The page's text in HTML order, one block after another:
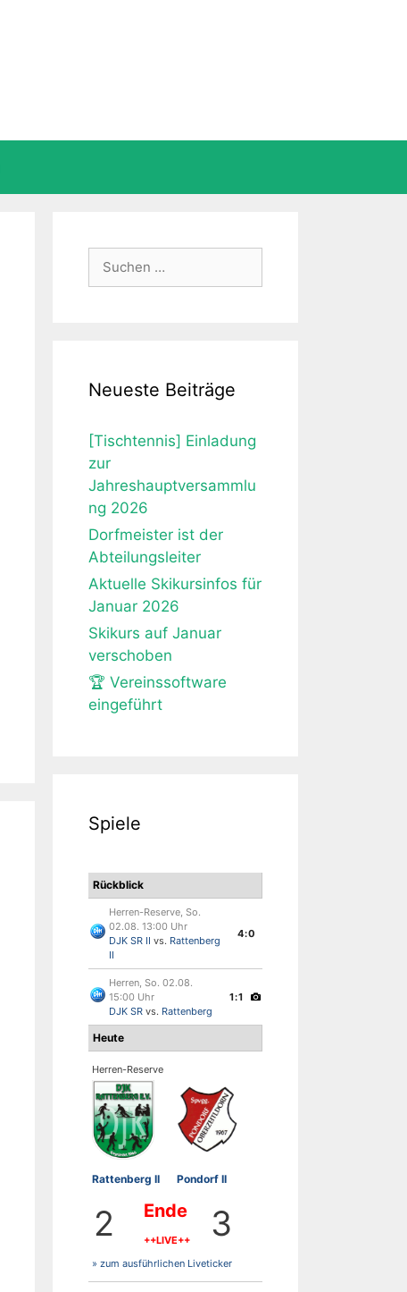
Neueste Beiträge
[Tischtennis] Einladung
zur
Jahreshauptversammlu
ng 2026
Dorfmeister ist der
Abteilungsleiter
Aktuelle Skikursinfos für
Januar 2026
Skikurs auf Januar
verschoben
🏆 Vereinssoftware
eingeführt
Spiele
Rückblick
Herren-Reserve, So.
02.08. 13:00 Uhr
DJK SR II vs. Rattenberg
II
4:0
Herren, So. 02.08.
15:00 Uhr
DJK SR vs. Rattenberg
1:1
Heute
Herren-Reserve
Rattenberg II Pondorf II
2 Ende
++LIVE++ 3
» zum ausführlichen Liveticker